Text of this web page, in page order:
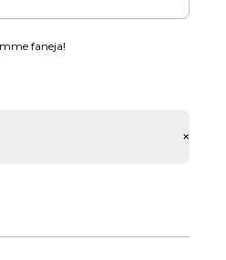
faneja!
+